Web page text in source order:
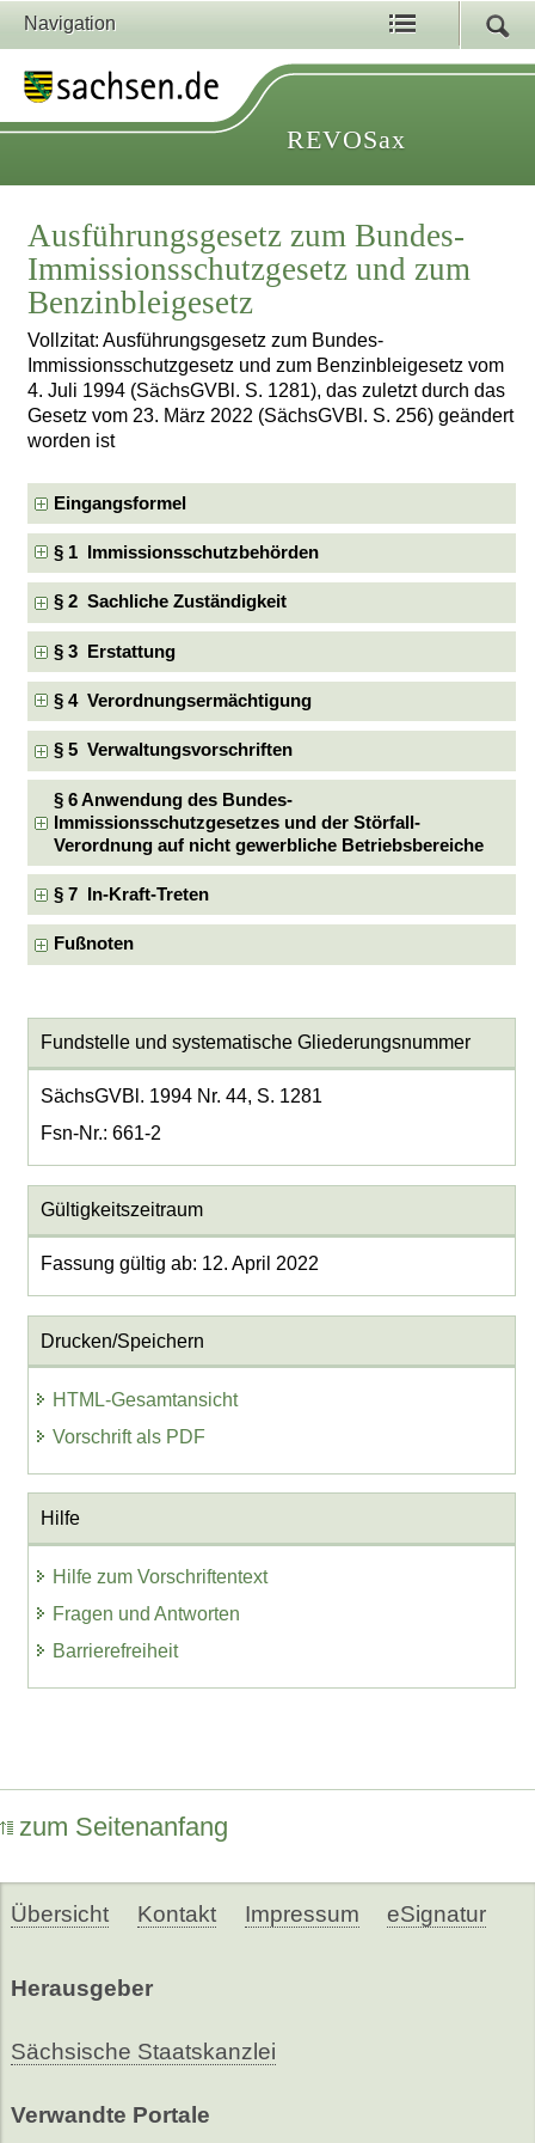
Navigation
REVOSax
Ausführungsgesetz zum Bundes-
Immissionsschutzgesetz und zum
Benzinbleigesetz
Vollzitat: Ausführungsgesetz zum Bundes-
Immissionsschutzgesetz und zum Benzinbleigesetz vom
4. Juli 1994 (SächsGVBl. S. 1281), das zuletzt durch das
Gesetz vom 23. März 2022 (SächsGVBl. S. 256) geändert
worden ist
Eingangsformel
§ 1 Immissionsschutzbehörden
§ 2 Sachliche Zuständigkeit
§ 3 Erstattung
§ 4 Verordnungsermächtigung
§ 5 Verwaltungsvorschriften
§ 6 Anwendung des Bundes-
Immissionsschutzgesetzes und der Störfall-
Verordnung auf nicht gewerbliche Betriebsbereiche
§ 7 In-Kraft-Treten
Fußnoten
Fundstelle und systematische Gliederungsnummer
SächsGVBl. 1994 Nr. 44, S. 1281
Fsn-Nr.: 661-2
Gültigkeitszeitraum
Fassung gültig ab: 12. April 2022
Drucken/Speichern
HTML-Gesamtansicht
Vorschrift als PDF
Hilfe
Hilfe zum Vorschriftentext
Fragen und Antworten
Barrierefreiheit
zum Seitenanfang
Übersicht Kontakt Impressum eSignatur
Herausgeber
Sächsische Staatskanzlei
Verwandte Portale